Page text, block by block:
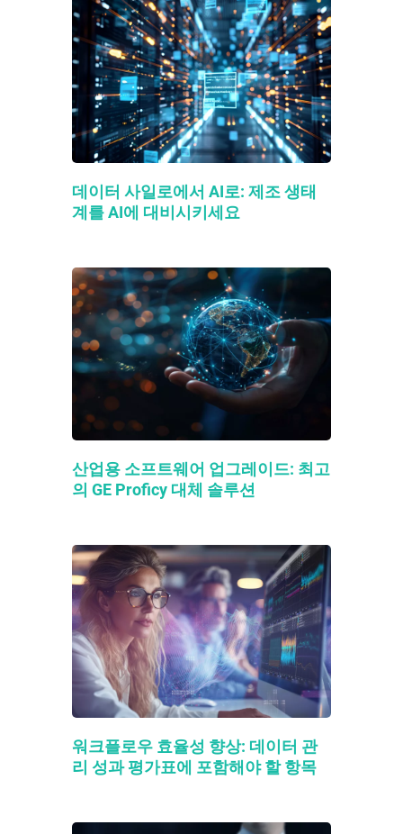
데이터 사일로에서 AI로: 제조 생태
계를 AI에 대비시키세요
산업용 소프트웨어 업그레이드: 최고
의 GE Proficy 대체 솔루션
워크플로우 효율성 향상: 데이터 관
리 성과 평가표에 포함해야 할 항목